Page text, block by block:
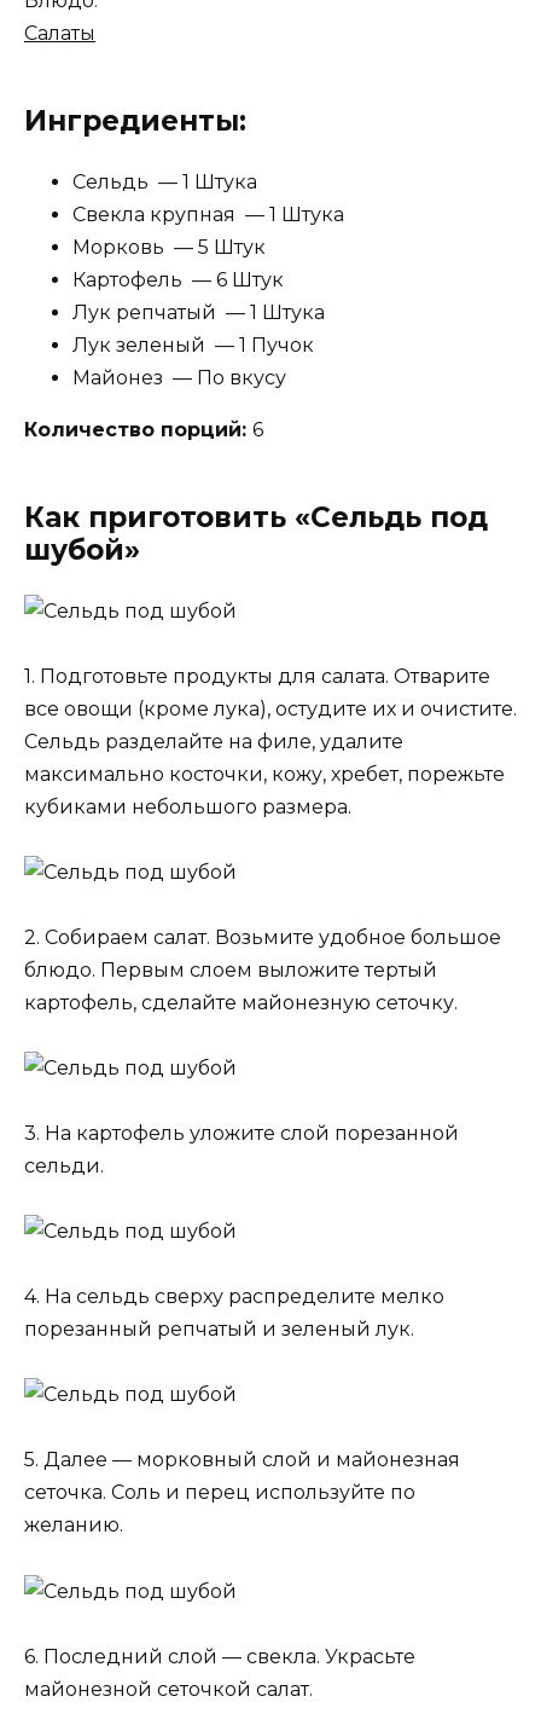
Салаты
Ингредиенты:
Сельдь — 1 Штука
Свекла крупная — 1 Штука
Морковь — 5 Штук
Картофель — 6 Штук
Лук репчатый — 1 Штука
Лук зеленый — 1 Пучок
Майонез — По вкусу
Количество порций: 6
Как приготовить «Сельдь под
шубой»
1. Подготовьте продукты для салата. Отварите
все овощи (кроме лука), остудите их и очистите.
Сельдь разделайте на филе, удалите
максимально косточки, кожу, хребет, порежьте
кубиками небольшого размера.
2. Собираем салат. Возьмите удобное большое
блюдо. Первым слоем выложите тертый
картофель, сделайте майонезную сеточку.
3. На картофель уложите слой порезанной
сельди.
4. На сельдь сверху распределите мелко
порезанный репчатый и зеленый лук.
5. Далее — морковный слой и майонезная
сеточка. Соль и перец используйте по
желанию.
6. Последний слой — свекла. Украсьте
майонезной сеточкой салат.